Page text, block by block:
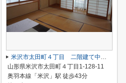
米沢市太田町４丁目 二階建て中古住宅
山形県米沢市太田町４丁目1-128-11
奥羽本線「米沢」駅 徒歩43分